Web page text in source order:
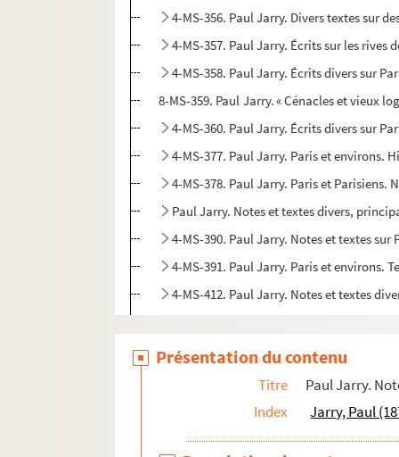
4-MS-356. Paul Jarry. Divers textes sur
4-MS-357. Paul Jarry. Écrits sur les rives
4-MS-358. Paul Jarry. Écrits divers sur
8-MS-359. Paul Jarry. « Cénacles et vieux
4-MS-360. Paul Jarry. Écrits divers sur
4-MS-377. Paul Jarry. Paris et environs.
4-MS-378. Paul Jarry. Paris et Parisiens.
Paul Jarry. Notes et textes divers,
4-MS-390. Paul Jarry. Notes et textes
4-MS-391. Paul Jarry. Paris et environs.
4-MS-412. Paul Jarry. Notes et textes
Paul Jarry. Notes et textes sur des localités
Paul Jarry. Notes et textes de caractère
Paul Jarry. Notes et textes sur le théâtre
Paul Jarry. Notes et textes sur la littérature
Présentation du contenu
Titre
Paul Jarry.
Index
Jarry, Paul